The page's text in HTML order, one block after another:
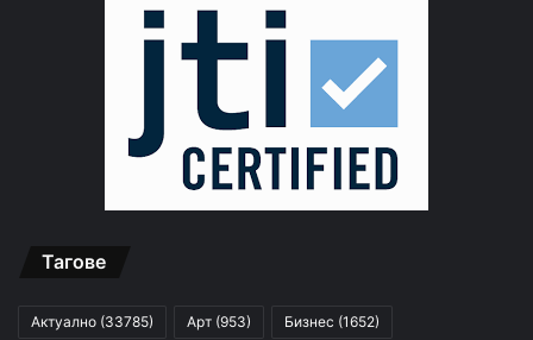
Тагове
Актуално (33785) Арт (953) Бизнес (1652)